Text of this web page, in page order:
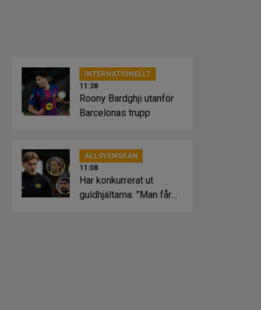
INTERNATIONELLT
11:38
Roony Bardghji utanför
Barcelonas trupp
ALLSVENSKAN
11:08
Har konkurrerat ut
guldhjältarna: ”Man får